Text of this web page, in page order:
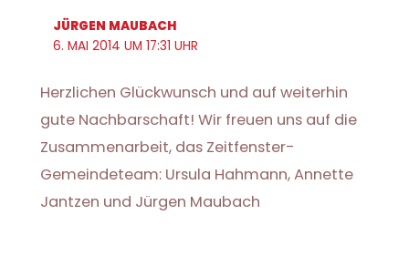
JÜRGEN MAUBACH
6. MAI 2014 UM 17:31 UHR
Herzlichen Glückwunsch und auf weiterhin
gute Nachbarschaft! Wir freuen uns auf die
Zusammenarbeit, das Zeitfenster-
Gemeindeteam: Ursula Hahmann, Annette
Jantzen und Jürgen Maubach